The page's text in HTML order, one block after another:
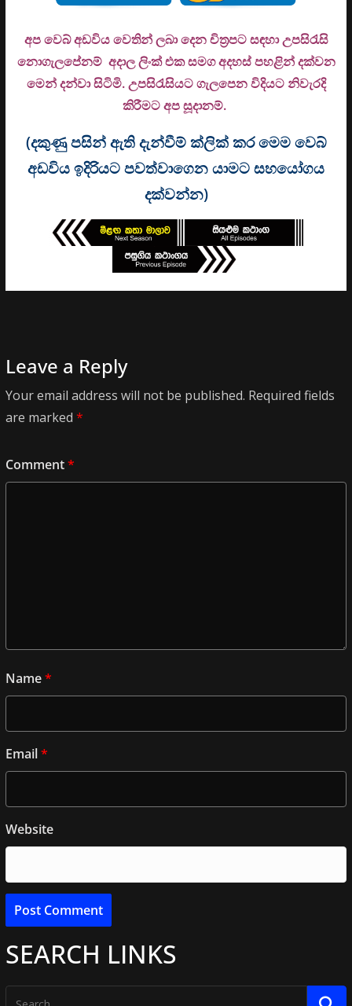
අප වෙබ් අඩවිය වෙතින් ලබා දෙන චිත්‍රපට සඳහා උපසිරැසි
නොගැලපේනම් අදාල ලිංක් එක සමග අදහස් පහළින් දක්වන
මෙන් දන්වා සිටිමි. උපසිරැසියට ගැලපෙන විදියට නිවැරදි
කිරීමට අප සූදානම්.
(දකුණු පසින් ඇති දැන්වීම් ක්ලික් කර මෙම වෙබ්
අඩවිය ඉදිරියට පවත්වාගෙන යාමට සහයෝගය
දක්වන්න)
Leave a Reply
Your email address will not be published. Required fields
are marked *
Comment*
Name*
Email*
Website
SEARCH LINKS